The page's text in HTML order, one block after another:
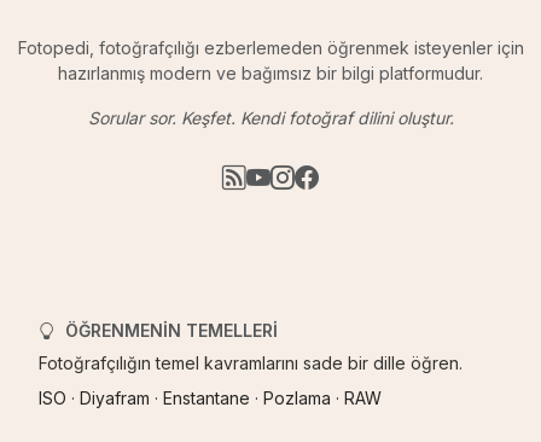
Fotopedi, fotoğrafçılığı ezberlemeden öğrenmek isteyenler için
hazırlanmış modern ve bağımsız bir bilgi platformudur.
Sorular sor. Keşfet. Kendi fotoğraf dilini oluştur.
ÖĞRENMENIN TEMELLERI
Fotoğrafçılığın temel kavramlarını sade bir dille öğren.
ISO · Diyafram · Enstantane · Pozlama · RAW